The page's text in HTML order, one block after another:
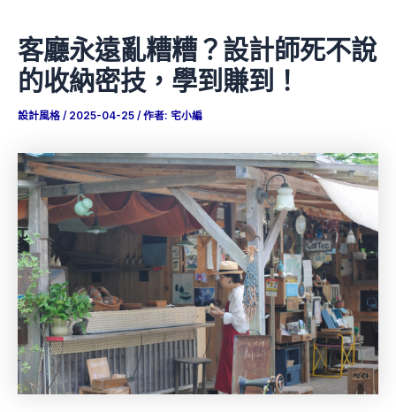
客廳永遠亂糟糟？設計師死不說
的收納密技，學到賺到！
設計風格 / 2025-04-25 / 作者: 宅小編